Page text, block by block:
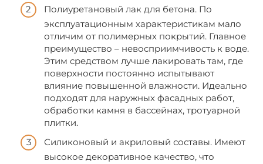
Полиуретановый лак для бетона. По
эксплуатационным характеристикам мало
отличим от полимерных покрытий. Главное
преимущество – невосприимчивость к воде.
Этим средством лучше лакировать там, где
поверхности постоянно испытывают
влияние повышенной влажности. Идеально
подходят для наружных фасадных работ,
обработки камня в бассейнах, тротуарной
плитки.
Силиконовый и акриловый составы. Имеют
высокое декоративное качество, что